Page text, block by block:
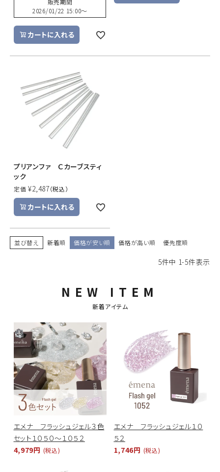
販売期間
2026/01/22 15:00〜
カートに入れる
プリアンファ Ｃカーブスティ
ック
定価 ¥2,487
カートに入れる
並び替え 新着順 価格が安い順 価格が高い順 優先度順
5件中 1-5件表示
NEW ITEM
新着アイテム
エメナ フラッシュジェル３色
セット１０５０～１０５２
4,979円 (税込)
エメナ フラッシュジェル１０
５２
1,746円 (税込)